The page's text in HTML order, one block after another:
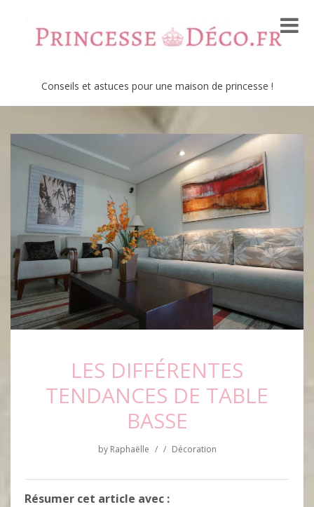
Conseils et astuces pour une maison de princesse !
LES DIFFÉRENTES
TENDANCES DE TABLE
BASSE
by Raphaëlle / / Décoration
Résumer cet article avec :